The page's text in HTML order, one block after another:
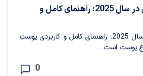
روتین مراقبت از پوست حساس در سال 2025: راهنمای کامل و
روتین مراقبت از پوست حساس در سال 2025: راهنمای کامل و کاربردی پوست
پوست است...
0